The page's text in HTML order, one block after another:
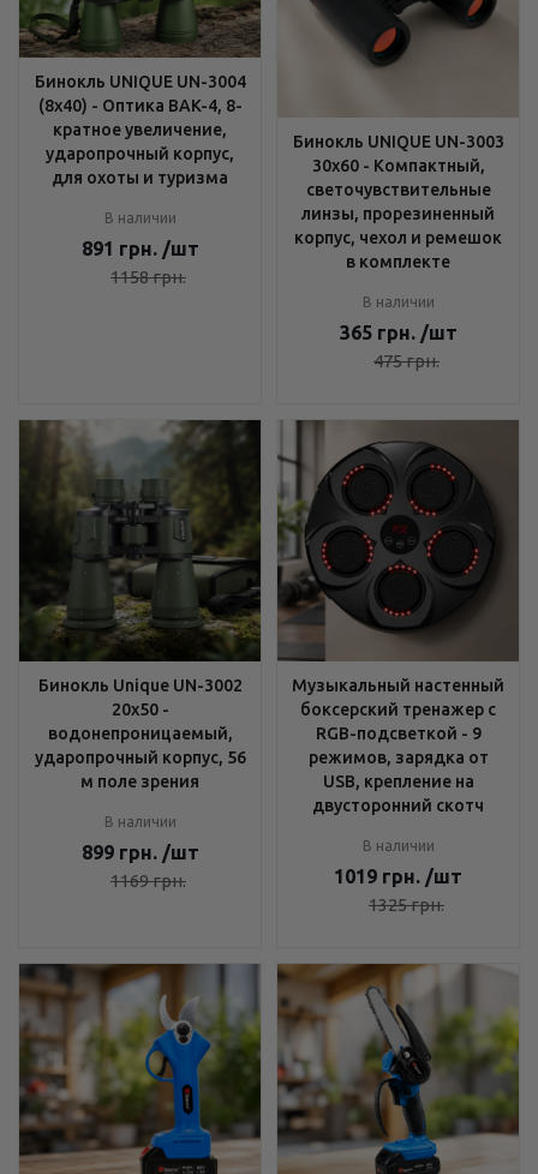
Бинокль UNIQUE UN-3004
(8x40) - Оптика BAK-4, 8-
кратное увеличение,
ударопрочный корпус,
для охоты и туризма
В наличии
891 грн. /шт
1158грн.
Бинокль UNIQUE UN-3003
30x60 - Компактный,
светочувствительные
линзы, прорезиненный
корпус, чехол и ремешок
в комплекте
В наличии
365 грн. /шт
475грн.
Бинокль Unique UN-3002
20x50 -
водонепроницаемый,
ударопрочный корпус, 56
м поле зрения
В наличии
899 грн. /шт
1169грн.
Музыкальный настенный
боксерский тренажер с
RGB-подсветкой - 9
режимов, зарядка от
USB, крепление на
двусторонний скотч
В наличии
1019 грн. /шт
1325грн.